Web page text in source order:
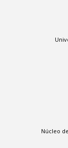
Núcleo